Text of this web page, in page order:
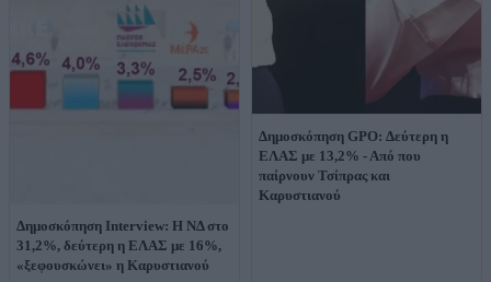
Δημοσκόπηση Interview: Η ΝΔ στο
31,2%, δεύτερη η ΕΛΑΣ με 16%,
«ξεφουσκώνει» η Καρυστιανού
Δημοσκόπηση GPO: Δεύτερη η
ΕΛΑΣ με 13,2% - Από που
παίρνουν Τσίπρας και
Καρυστιανού